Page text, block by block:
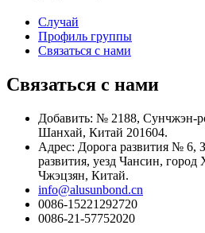
Случай
Профиль группы
Связаться с нами
Связаться с нами
Добавить: № 2188, Сунчжэн-
Шанхай, Китай 201604.
Адрес: Дорога развития № 6,
развития, уезд Чансин,
Чжэцзян, Китай.
info@alusunbond.cn
0086-15221292720
0086-21-57752020